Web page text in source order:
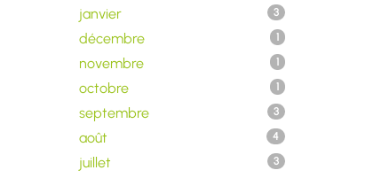
janvier
3
décembre 1
novembre 1
octobre 1
septembre 3
août 4
juillet 3